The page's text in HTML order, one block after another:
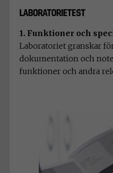
LABORATORIETEST
1. Funktioner och
Laboratoriet granskar
dokumentation och
funktioner och andra